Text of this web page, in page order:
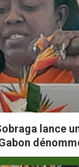
lance